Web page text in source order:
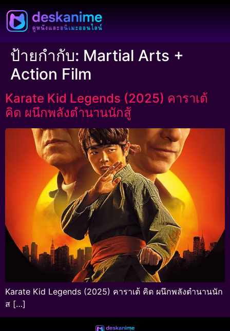
ป้ายกำกับ: Martial Arts +
Action Film
Karate Kid Legends (2025) คาราเต้
คิด ผนึกพลังตำนานนักสู้
Karate Kid Legends (2025) คาราเต้ คิด ผนึกพลังตำนานนัก
ส […]